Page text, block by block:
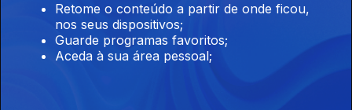
Uma amiga cobra a nossa ouvinte de ter "desaparecido"
desde que começou a namorar.
Retome o conteúdo a partir de onde ficou,
nos seus dispositivos;
Guarde programas favoritos;
Aceda à sua área pessoal;